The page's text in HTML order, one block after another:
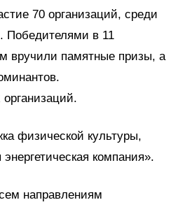
70 организаций, среди
Победителями в 11
вручили памятные призы, а
физической культуры,
компания».
направлениям